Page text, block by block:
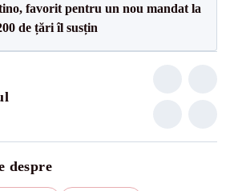
favorit pentru un nou mandat la
de țări îl susțin
despre